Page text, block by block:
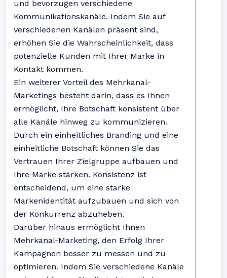
und bevorzugen verschiedene
Kommunikationskanäle. Indem Sie auf
verschiedenen Kanälen präsent sind,
erhöhen Sie die Wahrscheinlichkeit, dass
potenzielle Kunden mit Ihrer Marke in
Kontakt kommen.
Ein weiterer Vorteil des Mehrkanal-
Marketings besteht darin, dass es Ihnen
ermöglicht, Ihre Botschaft konsistent über
alle Kanäle hinweg zu kommunizieren.
Durch ein einheitliches Branding und eine
einheitliche Botschaft können Sie das
Vertrauen Ihrer Zielgruppe aufbauen und
Ihre Marke stärken. Konsistenz ist
entscheidend, um eine starke
Markenidentität aufzubauen und sich von
der Konkurrenz abzuheben.
Darüber hinaus ermöglicht Ihnen
Mehrkanal-Marketing, den Erfolg Ihrer
Kampagnen besser zu messen und zu
optimieren. Indem Sie verschiedene Kanäle